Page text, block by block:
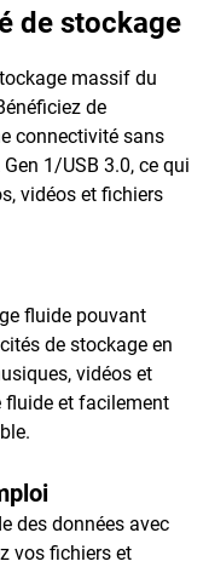
de stockage
massif du
de
connectivité sans
1/USB 3.0, ce qui
vidéos et fichiers
fluide pouvant
de stockage en
vidéos et
fluide et facilement
des données avec
vos fichiers et